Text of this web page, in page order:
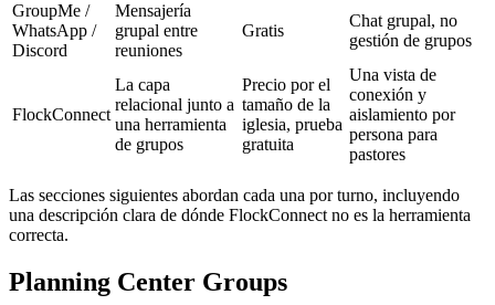
GroupMe /
WhatsApp /
Discord
Mensajería
grupal entre
reuniones
Gratis
Chat grupal, no
gestión de grupos
FlockConnect
La capa
relacional junto a
una herramienta
de grupos
Precio por el
tamaño de la
iglesia, prueba
gratuita
Una vista de
conexión y
aislamiento por
persona para
pastores
Las secciones siguientes abordan cada una por turno, incluyendo
una descripción clara de dónde FlockConnect no es la herramienta
correcta.
Planning Center Groups